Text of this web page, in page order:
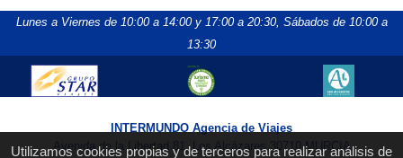
Utilizamos cookies propias y de terceros para realizar análisis de
Lunes a Viernes de 10:00 a 14:00 y 17:00 a 20:30, Sábados de 10:00 a
13:30
INTERMUNDO Agencia de Viajes
Avenida de la Libertad 81, Los Alcázares 30710 MURCIA